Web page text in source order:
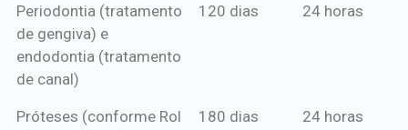
Periodontia (tratamento
de gengiva) e
endodontia (tratamento
de canal)
120 dias 24 horas
Próteses (conforme Rol
180 dias 24 horas